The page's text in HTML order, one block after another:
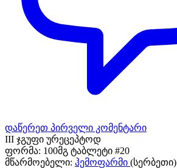
დაწერეთ პირველი კომენტარი
III ჯგუფი ურეცეპტოდ
ფორმა: 100მგ ტაბლეტი #20
მწარმოებელი: ჰემოფარმი (სერბეთი)